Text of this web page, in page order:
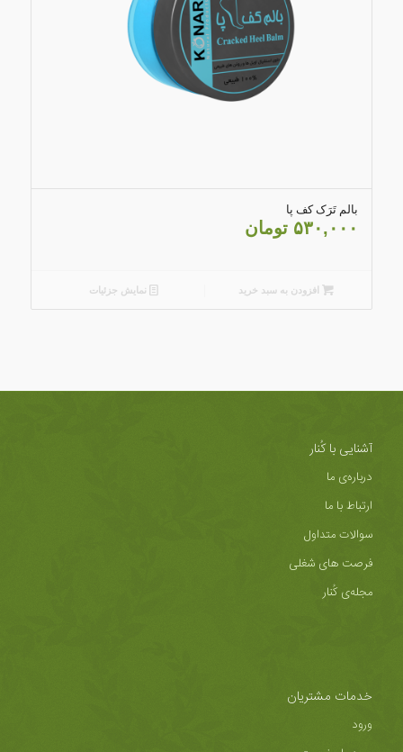
5.00
بالم تَرَک کف پا
۵۳۰,۰۰۰ تومان
افزودن به سبد خرید نمایش جزئیات
آشنایی با کُنار
درباره‌ی ما
ارتباط با ما
سوالات متداول
فرصت های شغلی
مجله‌ی کُنار
خدمات مشتریان
ورود